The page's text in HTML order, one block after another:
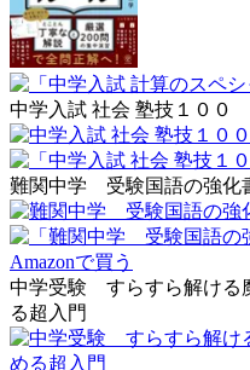
中学入試 社会 塾技１００
難関中学 受験国語の強化
中学受験 すらすら解ける
る超入門